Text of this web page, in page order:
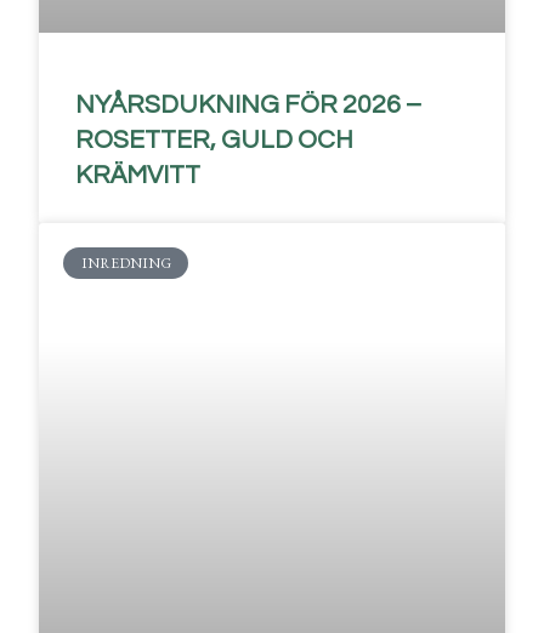
NYÅRSDUKNING FÖR 2026 –
ROSETTER, GULD OCH
KRÄMVITT
INREDNING